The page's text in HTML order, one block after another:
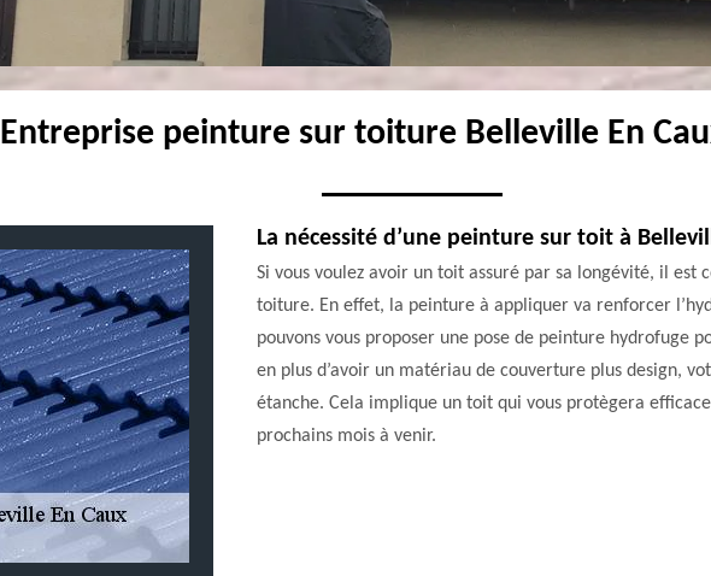
Entreprise peinture sur toiture Belleville En
La nécessité d’une peinture sur toit à
Si vous voulez avoir un toit assuré par sa longévité, il
toiture. En effet, la peinture à appliquer va renforcer
pouvons vous proposer une pose de peinture hydrofuge
en plus d’avoir un matériau de couverture plus design,
étanche. Cela implique un toit qui vous protègera
prochains mois à venir.